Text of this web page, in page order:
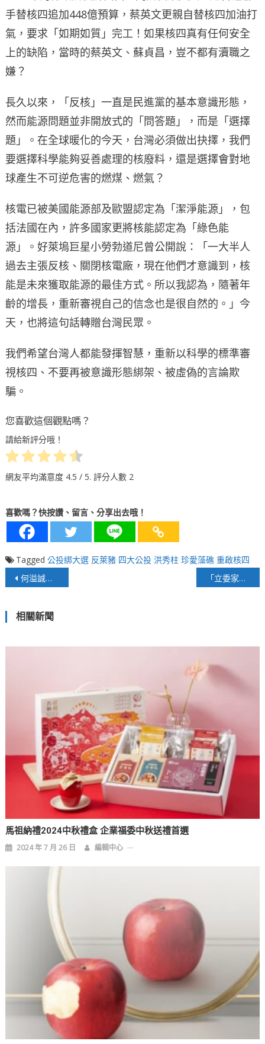
手替核四追加448億預算，蔡英文更親自替核四加油打
氣，要求「如期如質」完工！如果核四真有任何安全
上的缺陷，當時的蔡英文、蘇貞昌，豈不都有瀆職之
嫌？
長久以來，「反核」一直是民進黨的基本意識形態，
然而能源問題並非開放式的「問答題」，而是「選擇
題」。在全球暖化的今天，台灣必須做出抉擇，我們
要選擇科學能夠妥善處理的核廢料，還是選擇會對地
球產生不可逆危害的燃煤、燃氣？
核電已被美國能源部及歐盟認定為「潔淨能源」，包
括法國在內，許多國家更將核能認定為「綠色能
源」。好萊塢巨星小勞勃道尼曾公開說：「一大半人
過去主張反核、關閉核電廠，現在他們才意識到，核
能是未來獲取能源的最佳方式。所以我認為，隨著年
齡的增長，重新審視自己的信念也是很自然的。」今
天，也將這句話轉贈台灣民眾。
我們希望台灣人都能發揮智慧，重新以科學的標準審
視核四、不要再被意識形態綁架、被虛偽的言論欺
騙。
您喜歡這個觀點嗎？
請給新評分哦！
網友平均滿意度 4.5 / 5. 評分人數 2
喜歡嗎？快按讚、留言、分享出去哦！
Tagged 公投綁大選 反萊豬 四大公投 洪秀柱 珍愛藻礁 重啟核四
文
導
覽
何溢誠快評》美國防部60年來首次未獲得國會支持 「立委家暴事件」親綠名嘴造謠才是國安危機
相關新聞
馬祖納禮2024中秋禮盒 企業福委中秋送禮首選
2024 年 7 月 26 日 編輯中心